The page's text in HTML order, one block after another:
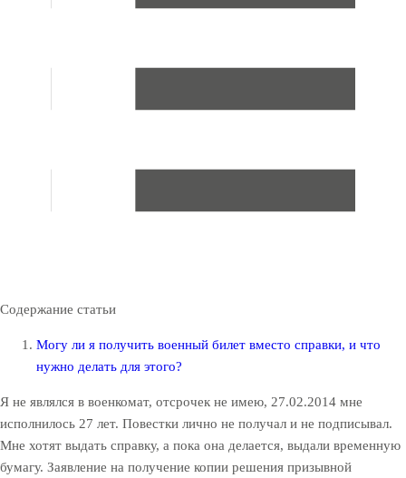
Содержание статьи
Могу ли я получить военный билет вместо справки, и что
нужно делать для этого?
Я не являлся в военкомат, отсрочек не имею, 27.02.2014 мне
исполнилось 27 лет. Повестки лично не получал и не подписывал.
Мне хотят выдать справку, а пока она делается, выдали временную
бумагу. Заявление на получение копии решения призывной